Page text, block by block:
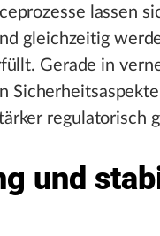
lassen
gleichzeitig
Gerade in
regulatorisch
und